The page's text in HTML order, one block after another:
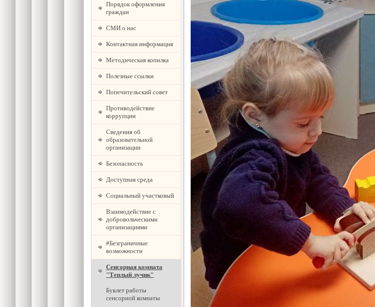
Порядок оформления
граждан
СМИ о нас
Контактная информация
Методическая копилка
Полезные ссылки
Попечительский совет
Противодействие
коррупции
Сведения об
образовательной
организации
Безопасность
Доступная среда
Социальный участковый
Взаимодействие с
добровольческими
организациями
#Безграничные
возможности
Сенсорная комната
"Теплый лучик"
Буклет работы
сенсорной комнаты